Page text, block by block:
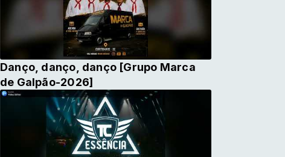
Danço, danço, danço [Grupo Marca
de Galpão-2026]